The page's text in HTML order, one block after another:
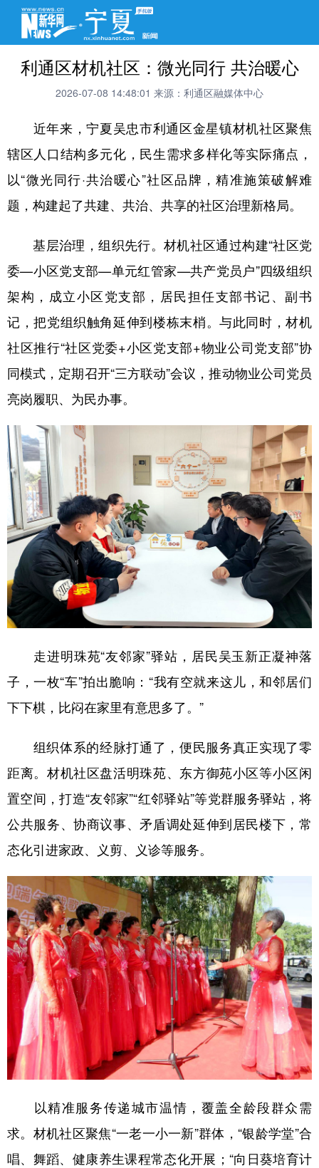
利通区材机社区：微光同行 共治暖心
2026-07-08 14:48:01 来源：利通区融媒体中心
近年来，宁夏吴忠市利通区金星镇材机社区聚焦
辖区人口结构多元化，民生需求多样化等实际痛点，
以“微光同行·共治暖心”社区品牌，精准施策破解难
题，构建起了共建、共治、共享的社区治理新格局。
基层治理，组织先行。材机社区通过构建“社区党
委—小区党支部—单元红管家—共产党员户”四级组织
架构，成立小区党支部，居民担任支部书记、副书
记，把党组织触角延伸到楼栋末梢。与此同时，材机
社区推行“社区党委+小区党支部+物业公司党支部”协
同模式，定期召开“三方联动”会议，推动物业公司党员
亮岗履职、为民办事。
走进明珠苑“友邻家”驿站，居民吴玉新正凝神落
子，一枚“车”拍出脆响：“我有空就来这儿，和邻居们
下下棋，比闷在家里有意思多了。”
组织体系的经脉打通了，便民服务真正实现了零
距离。材机社区盘活明珠苑、东方御苑小区等小区闲
置空间，打造“友邻家”“红邻驿站”等党群服务驿站，将
公共服务、协商议事、矛盾调处延伸到居民楼下，常
态化引进家政、义剪、义诊等服务。
以精准服务传递城市温情，覆盖全龄段群众需
求。材机社区聚焦“一老一小一新”群体，“银龄学堂”合
唱、舞蹈、健康养生课程常态化开展；“向日葵培育计